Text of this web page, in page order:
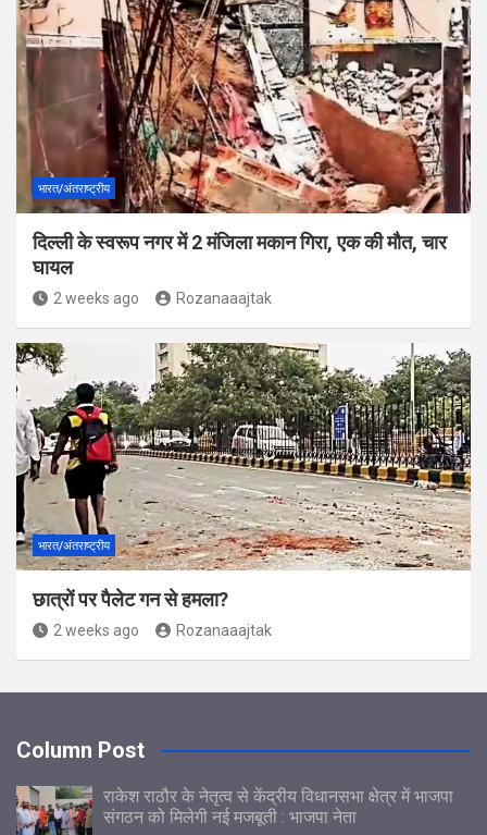
भारत/अंतराष्ट्रीय
दिल्ली के स्वरूप नगर में 2 मंजिला मकान गिरा, एक की मौत, चार
घायल
2 weeks ago Rozanaaajtak
भारत/अंतराष्ट्रीय
छात्रों पर पैलेट गन से हमला?
2 weeks ago Rozanaaajtak
Column Post
राकेश राठौर के नेतृत्व से केंद्रीय विधानसभा क्षेत्र में भाजपा
संगठन को मिलेगी नई मजबूती : भाजपा नेता